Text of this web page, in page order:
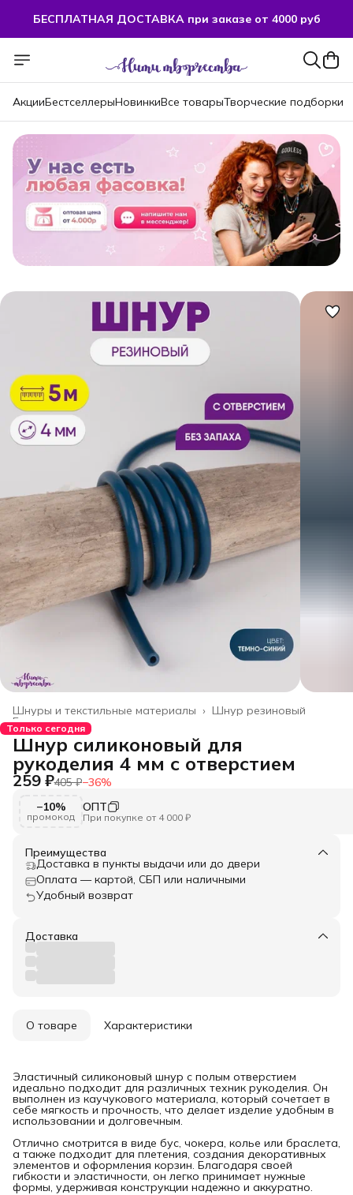
БЕСПЛАТНАЯ ДОСТАВКА при заказе от 4000 руб
БЕСПЛАТНАЯ ДОСТАВКА при заказе от 4000 руб
АкцииБестселлерыНовинкиВсе товарыТворческие подборки
Шнур резиновый
Шнуры и текстильные материалы ›
Главная ›
Только сегодня
Шнур силиконовый для
рукоделия 4 мм с отверстием
259 ₽405 ₽−36%
−10%
промокод
ОПТ
При покупке от 4 000 ₽
Преимущества
Доставка в пункты выдачи или до двери
Оплата — картой, СБП или наличными
Удобный возврат
Доставка
О товаре Характеристики
Эластичный силиконовый шнур с полым отверстием
идеально подходит для различных техник рукоделия. Он
выполнен из каучукового материала, который сочетает в
себе мягкость и прочность, что делает изделие удобным в
использовании и долговечным.
Отлично смотрится в виде бус, чокера, колье или браслета,
а также подходит для плетения, создания декоративных
элементов и оформления корзин. Благодаря своей
гибкости и эластичности, он легко принимает нужные
формы, удерживая конструкции надежно и аккуратно.